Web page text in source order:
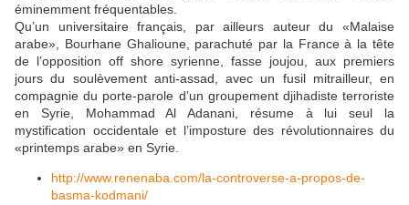
éminemment fréquentables.
Qu’un universitaire français, par ailleurs auteur du «Malaise
arabe», Bourhane Ghalioune, parachuté par la France à la tête
de l’opposition off shore syrienne, fasse joujou, aux premiers
jours du soulèvement anti-assad, avec un fusil mitrailleur, en
compagnie du porte-parole d’un groupement djihadiste terroriste
en Syrie, Mohammad Al Adanani, résume à lui seul la
mystification occidentale et l’imposture des révolutionnaires du
«printemps arabe» en Syrie.
http://www.renenaba.com/la-controverse-a-propos-de-
basma-kodmani/